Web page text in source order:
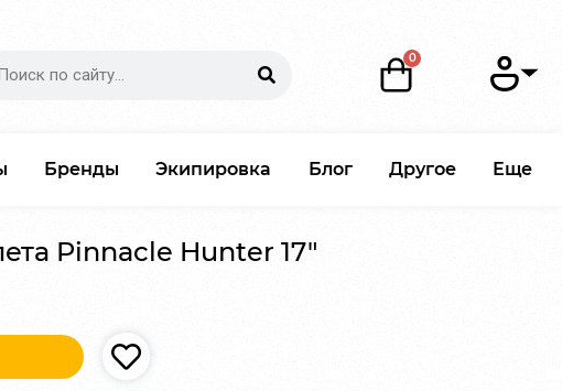
Бренды Экипировка Блог Другое Еще
Pinnacle Hunter 17″